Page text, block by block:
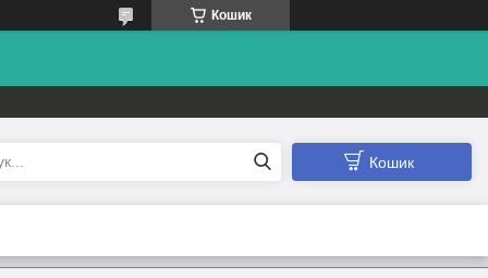
Кошик
Кошик